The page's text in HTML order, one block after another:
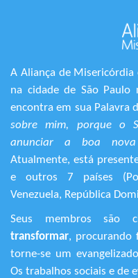
A Aliança de
na cidade de São
encontra em sua Palavra
sobre mim, porque o
anunciar a boa nova
Atualmente, está
e outros 7 países
Venezuela, República
Seus membros são
transformar, procurando
torne-se um
Os trabalhos sociais e de